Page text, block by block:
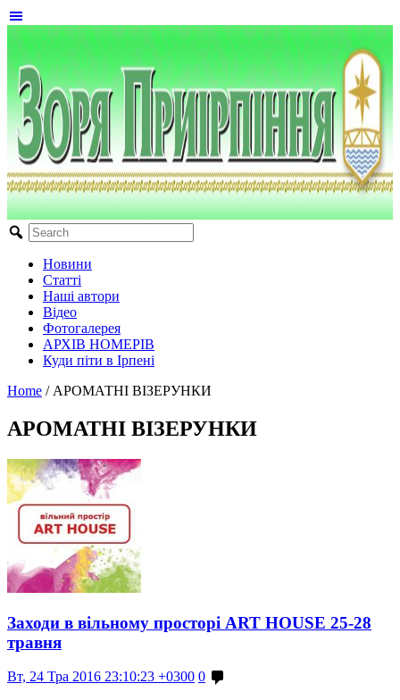
Новини
Статті
Наші автори
Відео
Фотогалерея
АРХІВ НОМЕРІВ
Куди піти в Ірпені
Home / АРОМАТНІ ВІЗЕРУНКИ
АРОМАТНІ ВІЗЕРУНКИ
Заходи в вільному просторі ART HOUSE 25-28
травня
Вт, 24 Тра 2016 23:10:23 +0300 0